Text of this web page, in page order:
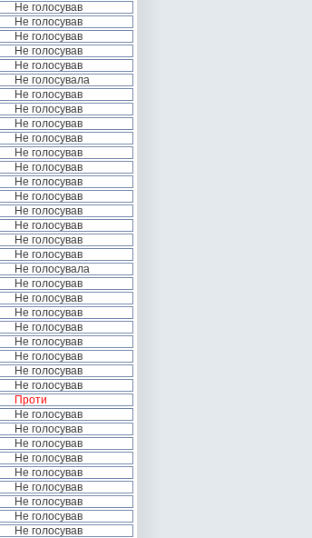
Не голосував
Не голосував
Не голосував
Не голосував
Не голосував
Не голосувала
Не голосував
Не голосував
Не голосував
Не голосував
Не голосував
Не голосував
Не голосував
Не голосував
Не голосував
Не голосував
Не голосував
Не голосував
Не голосувала
Не голосував
Не голосував
Не голосував
Не голосував
Не голосував
Не голосував
Не голосував
Не голосував
Проти
Не голосував
Не голосував
Не голосував
Не голосував
Не голосував
Не голосував
Не голосував
Не голосував
Не голосував